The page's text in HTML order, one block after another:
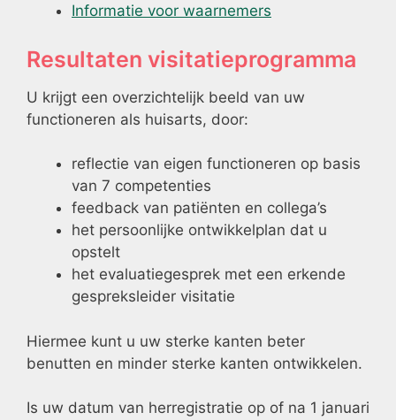
Informatie voor waarnemers
Resultaten visitatieprogramma
U krijgt een overzichtelijk beeld van uw
functioneren als huisarts, door:
reflectie van eigen functioneren op basis
van 7 competenties
feedback van patiënten en collega’s
het persoonlijke ontwikkelplan dat u
opstelt
het evaluatiegesprek met een erkende
gespreksleider visitatie
Hiermee kunt u uw sterke kanten beter
benutten en minder sterke kanten ontwikkelen.
Is uw datum van herregistratie op of na 1 januari